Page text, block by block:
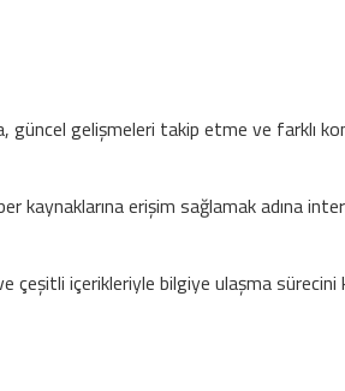
gelişmeleri takip etme ve farklı
kaynaklarına erişim sağlamak adına
içerikleriyle bilgiye ulaşma sürecini